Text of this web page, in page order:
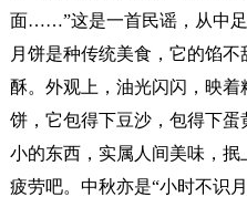
面……”这是一首民谣，从中足
月饼是种传统美食，它的馅
酥。外观上，油光闪闪，映着
饼，它包得下豆沙，包得下
小的东西，实属人间美味，
疲劳吧。中秋亦是“小时不识